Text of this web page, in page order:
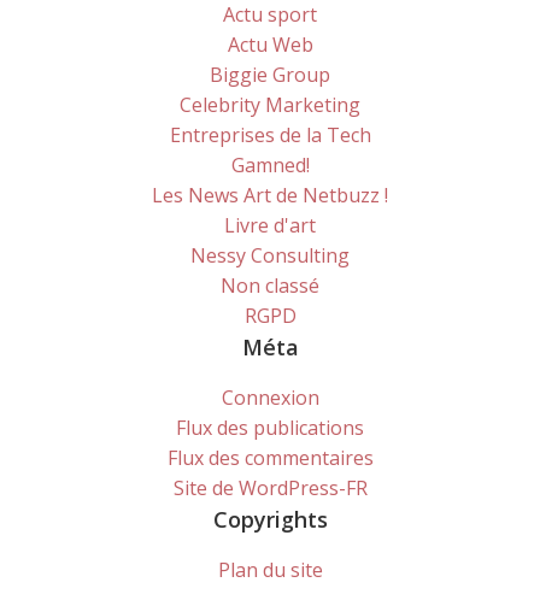
Actu sport
Actu Web
Biggie Group
Celebrity Marketing
Entreprises de la Tech
Gamned!
Les News Art de Netbuzz !
Livre d'art
Nessy Consulting
Non classé
RGPD
Méta
Connexion
Flux des publications
Flux des commentaires
Site de WordPress-FR
Copyrights
Plan du site